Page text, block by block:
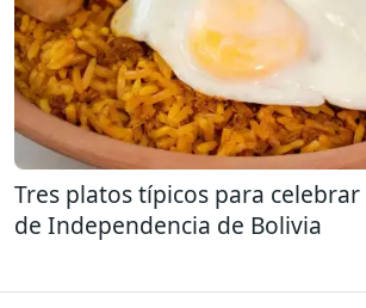
Tres platos típicos para
de Independencia de Bolivia